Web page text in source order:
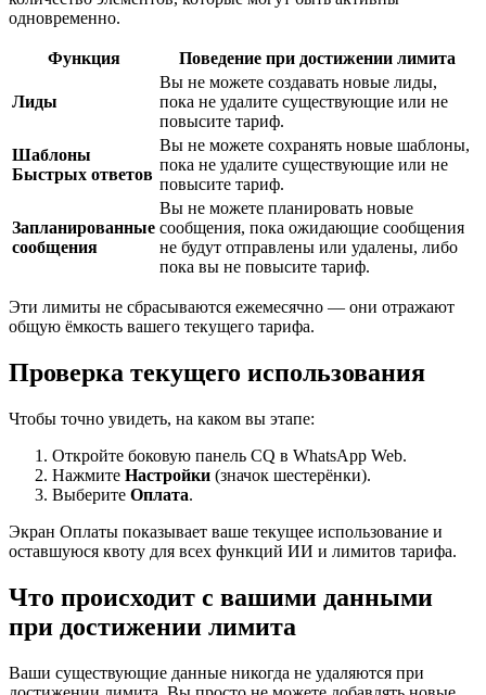
одновременно.
Функция Поведение при достижении лимита
Лиды
Вы не можете создавать новые лиды,
пока не удалите существующие или не
повысите тариф.
Шаблоны
Быстрых ответов
Вы не можете сохранять новые шаблоны,
пока не удалите существующие или не
повысите тариф.
Запланированные
сообщения
Вы не можете планировать новые
сообщения, пока ожидающие сообщения
не будут отправлены или удалены, либо
пока вы не повысите тариф.
Эти лимиты не сбрасываются ежемесячно — они отражают
общую ёмкость вашего текущего тарифа.
Проверка текущего использования
Чтобы точно увидеть, на каком вы этапе:
Откройте боковую панель CQ в WhatsApp Web.
Нажмите Настройки (значок шестерёнки).
Выберите Оплата.
Экран Оплаты показывает ваше текущее использование и
оставшуюся квоту для всех функций ИИ и лимитов тарифа.
Что происходит с вашими данными
при достижении лимита
Ваши существующие данные никогда не удаляются при